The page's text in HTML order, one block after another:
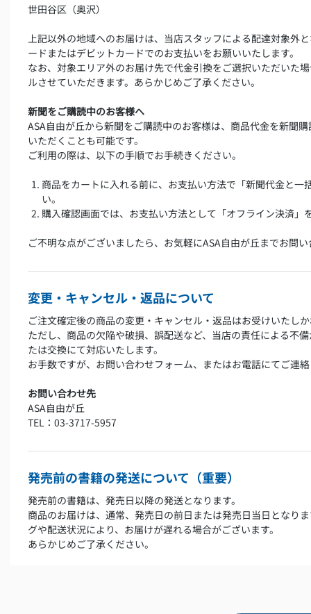
世田谷区（奥沢）
上記以外の地域へのお届けは、当店スタッフによる配達対象外
ードまたはデビットカードでのお支払いをお願いいたします。
なお、対象エリア外のお届け先で代金引換をご選択いただいた
ルさせていただきます。あらかじめご了承ください。
新聞をご購読中のお客様へ
ASA自由が丘から新聞をご購読中のお客様は、商品代金を新聞
いただくことも可能です。
ご利用の際は、以下の手順でお手続きください。
商品をカートに入れる前に、お支払い方法で「新聞代金と一
い。
購入確認画面では、お支払い方法として「オフライン決済」
ご不明な点がございましたら、お気軽にASA自由が丘までお問
変更・キャンセル・返品について
ご注文確定後の商品の変更・キャンセル・返品はお受けいたし
ただし、商品の欠陥や破損、誤配送など、当店の責任による不
たは交換にて対応いたします。
お手数ですが、お問い合わせフォーム、またはお電話にてご連
お問い合わせ先
ASA自由が丘
TEL：03-3717-5957
発売前の書籍の発送について（重要）
発売前の書籍は、発売日以降の発送となります。
商品のお届けは、通常、発売日の前日または発売日当日となり
グや配送状況により、お届けが遅れる場合がございます。
あらかじめご了承ください。